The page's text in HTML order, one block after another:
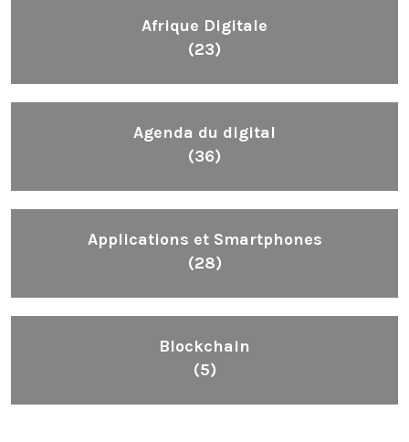
Afrique Digitale
(23)
Agenda du digital
(36)
Applications et Smartphones
(28)
Blockchain
(5)